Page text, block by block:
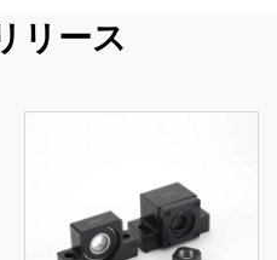
リース